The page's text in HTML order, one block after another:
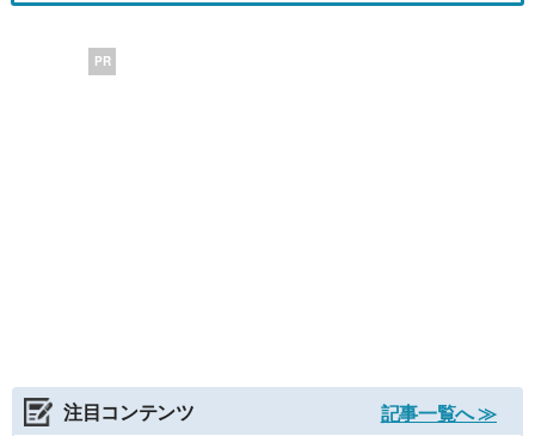
PR
注目コンテンツ
記事一覧へ ≫